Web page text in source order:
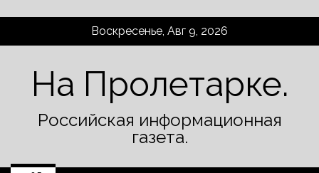
Воскресенье, Авг 9, 2026
На Пролетарке.
Российская информационная
газета.